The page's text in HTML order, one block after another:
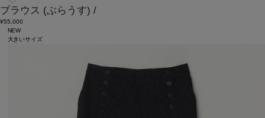
ブラウス (ぶらうす) /
¥55,000
NEW
大きいサイズ